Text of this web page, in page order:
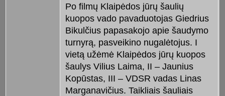
Po filmų Klaipėdos jūrų šaulių
kuopos vado pavaduotojas Giedrius
Bikulčius papasakojo apie šaudymo
turnyrą, pasveikino nugalėtojus. I
vietą užėmė Klaipėdos jūrų kuopos
šaulys Vilius Laima, II – Jaunius
Kopūstas, III – VDSR vadas Linas
Marganavičius. Taikliais šauliais